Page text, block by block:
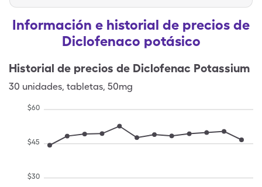
Información e historial de precios de
Diclofenaco potásico
Historial de precios de Diclofenac Potassium
30 unidades, tabletas, 50mg
$30
$45
$60